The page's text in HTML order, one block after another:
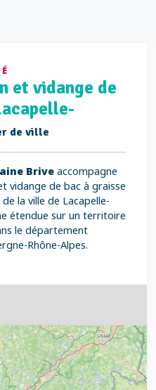
et vidange de
de ville
Brive accompagne
vidange de bac à graisse
la ville de Lacapelle-
étendue sur un territoire
le département
Rhône-Alpes.
4